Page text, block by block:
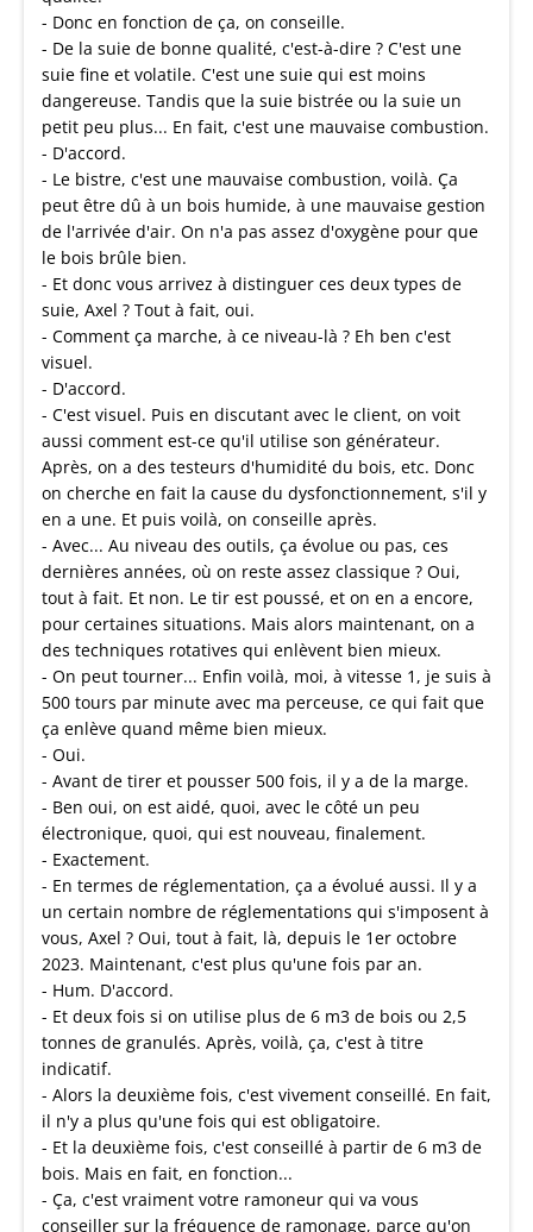
- Donc en fonction de ça, on conseille.
- De la suie de bonne qualité, c'est-à-dire ? C'est une
suie fine et volatile. C'est une suie qui est moins
dangereuse. Tandis que la suie bistrée ou la suie un
petit peu plus... En fait, c'est une mauvaise combustion.
- D'accord.
- Le bistre, c'est une mauvaise combustion, voilà. Ça
peut être dû à un bois humide, à une mauvaise gestion
de l'arrivée d'air. On n'a pas assez d'oxygène pour que
le bois brûle bien.
- Et donc vous arrivez à distinguer ces deux types de
suie, Axel ? Tout à fait, oui.
- Comment ça marche, à ce niveau-là ? Eh ben c'est
visuel.
- D'accord.
- C'est visuel. Puis en discutant avec le client, on voit
aussi comment est-ce qu'il utilise son générateur.
Après, on a des testeurs d'humidité du bois, etc. Donc
on cherche en fait la cause du dysfonctionnement, s'il y
en a une. Et puis voilà, on conseille après.
- Avec... Au niveau des outils, ça évolue ou pas, ces
dernières années, où on reste assez classique ? Oui,
tout à fait. Et non. Le tir est poussé, et on en a encore,
pour certaines situations. Mais alors maintenant, on a
des techniques rotatives qui enlèvent bien mieux.
- On peut tourner... Enfin voilà, moi, à vitesse 1, je suis à
500 tours par minute avec ma perceuse, ce qui fait que
ça enlève quand même bien mieux.
- Oui.
- Avant de tirer et pousser 500 fois, il y a de la marge.
- Ben oui, on est aidé, quoi, avec le côté un peu
électronique, quoi, qui est nouveau, finalement.
- Exactement.
- En termes de réglementation, ça a évolué aussi. Il y a
un certain nombre de réglementations qui s'imposent à
vous, Axel ? Oui, tout à fait, là, depuis le 1er octobre
2023. Maintenant, c'est plus qu'une fois par an.
- Hum. D'accord.
- Et deux fois si on utilise plus de 6 m3 de bois ou 2,5
tonnes de granulés. Après, voilà, ça, c'est à titre
indicatif.
- Alors la deuxième fois, c'est vivement conseillé. En fait,
il n'y a plus qu'une fois qui est obligatoire.
- Et la deuxième fois, c'est conseillé à partir de 6 m3 de
bois. Mais en fait, en fonction...
- Ça, c'est vraiment votre ramoneur qui va vous
conseiller sur la fréquence de ramonage, parce qu'on